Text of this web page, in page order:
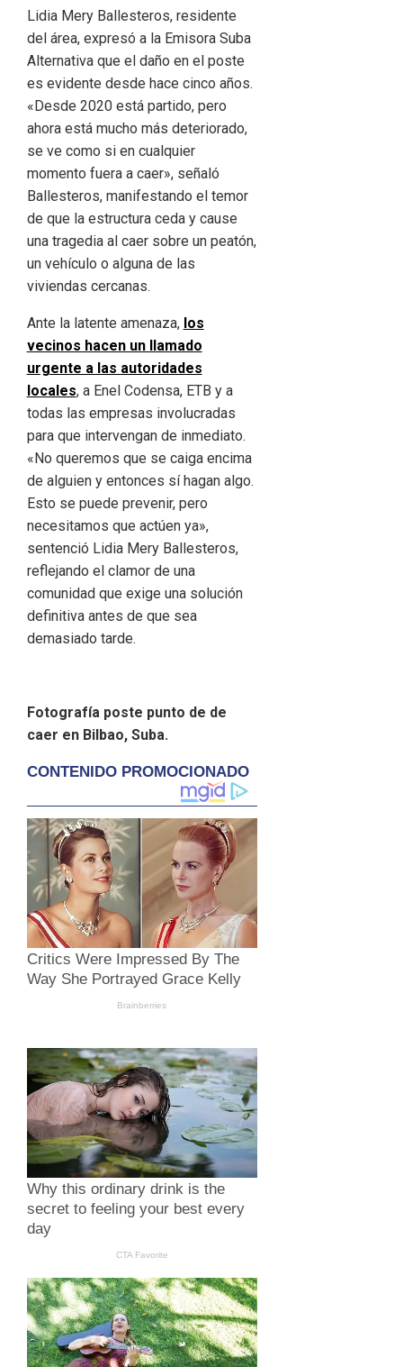
Lidia Mery Ballesteros, residente
del área, expresó a la Emisora Suba
Alternativa que el daño en el poste
es evidente desde hace cinco años.
«Desde 2020 está partido, pero
ahora está mucho más deteriorado,
se ve como si en cualquier
momento fuera a caer», señaló
Ballesteros, manifestando el temor
de que la estructura ceda y cause
una tragedia al caer sobre un peatón,
un vehículo o alguna de las
viviendas cercanas.
Ante la latente amenaza, los
vecinos hacen un llamado
urgente a las autoridades
locales, a Enel Codensa, ETB y a
todas las empresas involucradas
para que intervengan de inmediato.
«No queremos que se caiga encima
de alguien y entonces sí hagan algo.
Esto se puede prevenir, pero
necesitamos que actúen ya»,
sentenció Lidia Mery Ballesteros,
reflejando el clamor de una
comunidad que exige una solución
definitiva antes de que sea
demasiado tarde.
Fotografía poste punto de de
caer en Bilbao, Suba.